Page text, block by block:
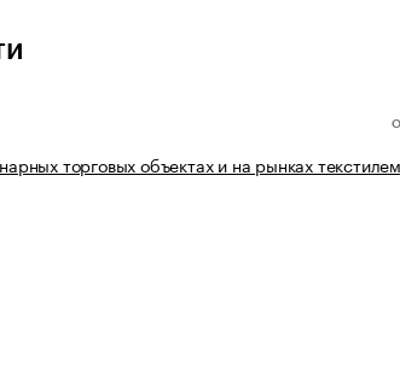
торговых объектах и на рынках